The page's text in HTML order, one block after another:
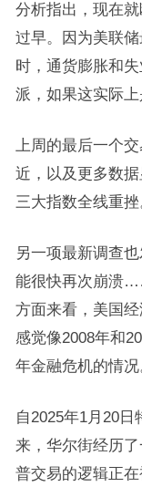
分析指出，现在
过早。因为美联
时，通货膨胀和
派，如果这实际上
上周的最后一个
近，以及更多数
三大指数全线重挫
另一项最新调查
能很快再次崩溃
方面来看，美国
感觉像2008年和
年金融危机的情况
自2025年1月20
来，华尔街经历
普交易的逻辑正